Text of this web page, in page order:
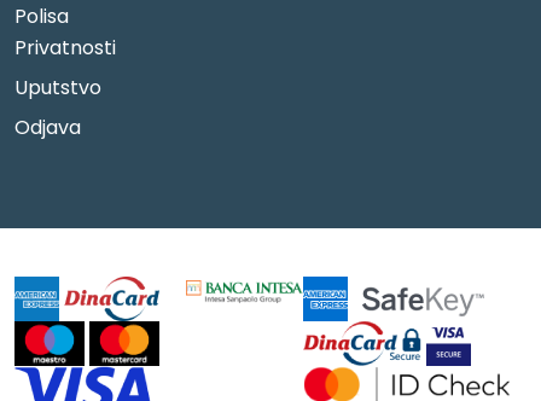
Polisa
Privatnosti
Uputstvo
Odjava